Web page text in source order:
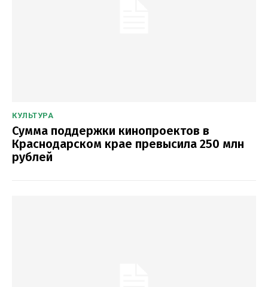
КУЛЬТУРА
Сумма поддержки кинопроектов в
Краснодарском крае превысила 250 млн
рублей